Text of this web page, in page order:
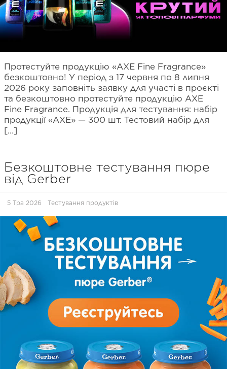
Протестуйте продукцію «AXE Fine Fragrance»
безкоштовно! У період з 17 червня по 8 липня
2026 року заповніть заявку для участі в проєкті
та безкоштовно протестуйте продукцію AXE
Fine Fragrance. Продукція для тестування: набір
продукції «AXE» — 300 шт. Тестовий набір для
[…]
Безкоштовне тестування пюре
від Gerber
5 Тра 2026 Тестування продуктів